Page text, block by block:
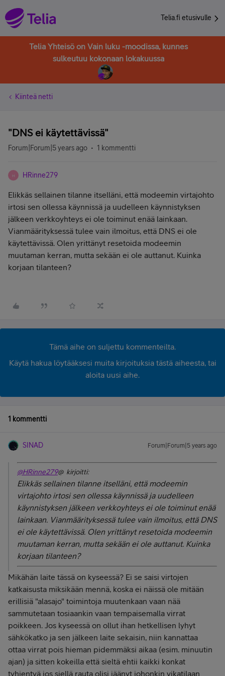
Telia.fi etusivulle
Telia Yhteisö on Vain luku -moodissa, kunnes
sulkeutuu kokonaan lokakuussa
Kiinteä netti
"DNS ei käytettävissä"
Forum|Forum|5 years ago 1 kommentti
H HRinne279
Elikkäs sellainen tilanne itselläni, että modeemin virtajohto
irtosi sen ollessa käynnissä ja uudelleen käynnistyksen
jälkeen verkkoyhteys ei ole toiminut enää lainkaan.
Vianmäärityksessä tulee vain ilmoitus, että DNS ei ole
käytettävissä. Olen yrittänyt resetoida modeemin
muutaman kerran, mutta sekään ei ole auttanut. Kuinka
korjaan tilanteen?
Tämä aihe on suljettu kommenteilta.
Käytä hakua löytääksesi muita kirjoituksia tästä aiheesta, tai
aloita uusi aihe.
1 kommentti
SINAD Forum|Forum|5 years ago
@HRinne279@ kirjoitti:
Elikkäs sellainen tilanne itselläni, että modeemin
virtajohto irtosi sen ollessa käynnissä ja uudelleen
käynnistyksen jälkeen verkkoyhteys ei ole toiminut enää
lainkaan. Vianmäärityksessä tulee vain ilmoitus, että DNS
ei ole käytettävissä. Olen yrittänyt resetoida modeemin
muutaman kerran, mutta sekään ei ole auttanut. Kuinka
korjaan tilanteen?
Mikähän laite tässä on kyseessä? Ei se saisi virtojen
katkaisusta miksikään mennä, koska ei näissä ole mitään
erillisiä "alasajo" toimintoja muutenkaan vaan nää
sammutetaan tosiaankin vaan tempaisemalla virrat
poikkeen. Jos kyseessä on ollut ihan hetkellisen lyhyt
sähkökatko ja sen jälkeen laite sekaisin, niin kannattaa
ottaa virrat pois hieman pidemmäksi aikaa (esim. minuutin
ajan) ja sitten kokeilla että sieltä ehtii kaikki konkat
tyhjentyä jos siellä rauta olisi jäänyt johonkin vikatilaan